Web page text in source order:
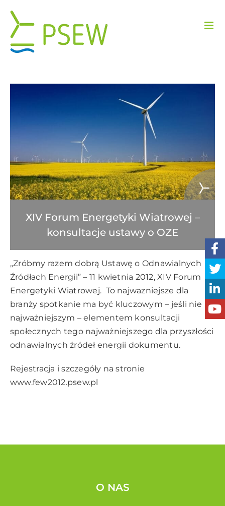
zawartości
XIV Forum Energetyki Wiatrowej –
konsultacje ustawy o OZE
„Zróbmy razem dobrą Ustawę o Odnawialnych
Źródłach Energii” – 11 kwietnia 2012, XIV Forum
Energetyki Wiatrowej. To najwazniejsze dla
branży spotkanie ma być kluczowym – jeśli nie
najważniejszym – elementem konsultacji
społecznych tego najważniejszego dla przyszłości
odnawialnych źródeł energii dokumentu.
Rejestracja i szczegóły na stronie
www.few2012.psew.pl
O NAS